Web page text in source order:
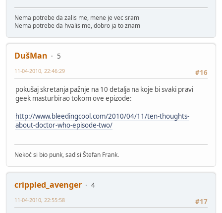
Nema potrebe da zalis me, mene je vec sram
Nema potrebe da hvalis me, dobro ja to znam
DušMan
5
#16
11-04-2010, 22:46:29
pokušaj skretanja pažnje na 10 detalja na koje bi svaki pravi
geek masturbirao tokom ove epizode:
http://www.bleedingcool.com/2010/04/11/ten-thoughts-
about-doctor-who-episode-two/
Nekoć si bio punk, sad si Štefan Frank.
crippled_avenger
4
#17
11-04-2010, 22:55:58